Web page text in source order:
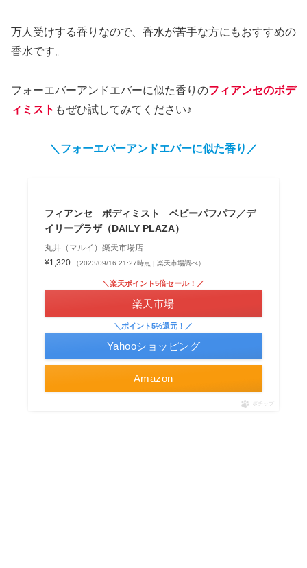
万人受けする香りなので、香水が苦手な方にもおすすめの
香水です。
フォーエバーアンドエバーに似た香りのフィアンセのボデ
ィミスト もぜひ試してみてください♪
＼フォーエバーアンドエバーに似た香り／
フィアンセ ボディミスト ベビーパフパフ／デ
イリープラザ（DAILY PLAZA）
丸井（マルイ）楽天市場店
¥1,320
（2023/09/16 21:27時点 | 楽天市場調べ）
Amazon
＼楽天ポイント5倍セール！／
楽天市場
＼ポイント5%還元！／
Yahooショッピング
ポチップ